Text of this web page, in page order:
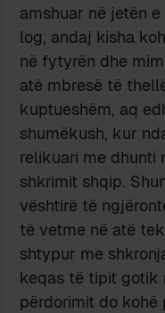
amshuar në jetën
log, andaj kisha
në fytyrën dhe
atë mbresë të
kup­tueshëm, aq
shumëkush, kur
relikuari me dhunti
shkrimit shqip.
vështirë të
të vetme në atë
shtypur me
keqas të tipit gotik
përdorimit do